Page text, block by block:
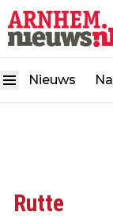
Nieuws
Rutte